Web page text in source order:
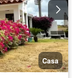
Casa